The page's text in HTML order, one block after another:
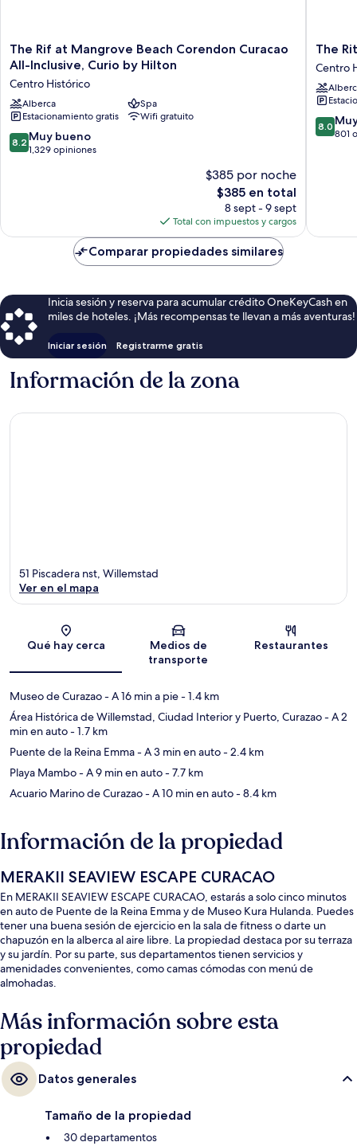
The
Rif
Mangrove
Beach
Corendon
Curacao
All-
Histórico
The Rif at Mangrove Beach Corendon Curacao
All-Inclusive, Curio by Hilton
Centro Histórico
Alberca
Spa
Estacionamiento gratis
Wifi gratuito
8.2
de
8.2 Muy bueno
1,329 opiniones
$385 por noche
El
precio
actual
es
de
$385
$385 en total
8 sept - 9 sept
Total con impuestos y cargos
The
Ritz
Village
Hotel
Centro
The
Centro
8.0
de
8.0
801
Comparar propiedades similares
Inicia sesión y reserva para acumular crédito OneKeyCash en
miles de hoteles. ¡Más recompensas te llevan a más aventuras!
Iniciar sesión Registrarme gratis
Información de la zona
Sección del mapa
51 Piscadera nst, Willemstad
Ver en el mapa
Qué hay cerca
Medios de
transporte
Restaurantes
Museo de Curazao- A 16 min a pie- 1.4 km
Área Histórica de Willemstad, Ciudad Interior y Puerto, Curazao- A 2
min en auto- 1.7 km
Puente de la Reina Emma- A 3 min en auto- 2.4 km
Playa Mambo- A 9 min en auto- 7.7 km
Acuario Marino de Curazao- A 10 min en auto- 8.4 km
Información de la propiedad
MERAKII SEAVIEW ESCAPE CURACAO
En MERAKII SEAVIEW ESCAPE CURACAO, estarás a solo cinco minutos
en auto de Puente de la Reina Emma y de Museo Kura Hulanda. Puedes
tener una buena sesión de ejercicio en la sala de fitness o darte un
chapuzón en la alberca al aire libre. La propiedad destaca por su terraza
y su jardín. Por su parte, sus departamentos tienen servicios y
amenidades convenientes, como camas cómodas con menú de
almohadas.
Más información sobre esta
propiedad
Datos generales
Tamaño de la propiedad
30 departamentos